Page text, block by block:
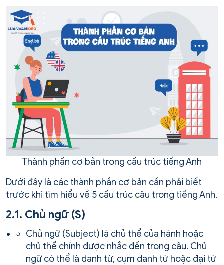
Thành phần cơ bản trong cấu trúc tiếng Anh
Dưới đây là các thành phần cơ bản cần phải biết
trước khi tìm hiểu về 5 cấu trúc câu trong tiếng Anh.
2.1. Chủ ngữ (S)
Chủ ngữ (Subject) là chủ thể của hành hoặc
chủ thể chính được nhắc đến trong câu. Chủ
ngữ có thể là danh từ, cụm danh từ hoặc đại từ